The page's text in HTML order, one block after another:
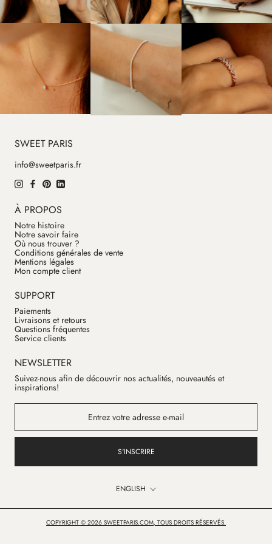
SWEET PARIS
info@sweetparis.fr
À PROPOS
Notre histoire
Notre savoir faire
Où nous trouver ?
Conditions générales de vente
Mentions légales
Mon compte client
SUPPORT
Paiements
Livraisons et retours
Questions fréquentes
Service clients
NEWSLETTER
Suivez-nous afin de découvrir nos actualités, nouveautés et
inspirations!
S'INSCRIRE
Language
ENGLISH
COPYRIGHT © 2026 SWEETPARIS.COM, TOUS DROITS RÉSERVÉS.